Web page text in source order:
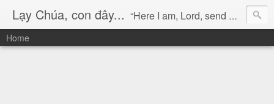
Lạy Chúa, con đây... “Here I am, Lord, send me!” (Isaiah 6:8)
Home